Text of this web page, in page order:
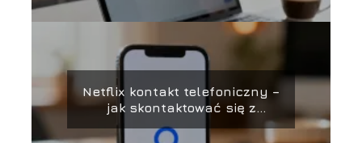
Netflix kontakt telefoniczny –
jak skontaktować się z
obsługą?